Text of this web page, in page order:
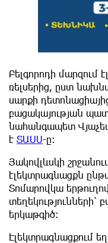
Բելգորոդի մարզում
ռելսերից, ըստ
սարքի
բացակայության
նահանգապետ
է ՏԱՍՍ-ը:
Յակովլևսկի
էլեկտրագնացքն
Տոմարովկա
տեղեկությունների՝
երկաթգիծ։
Էլեկտրագնացքում